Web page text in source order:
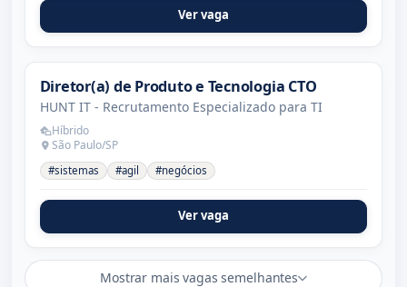
Ver vaga
Diretor(a) de Produto e Tecnologia CTO
HUNT IT - Recrutamento Especializado para TI
Híbrido
São Paulo/SP
#sistemas #agil #negócios
Ver vaga
Mostrar mais vagas semelhantes